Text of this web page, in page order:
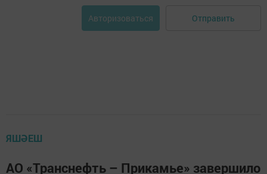
Авторизоваться Отправить
ЯШӘЕШ
АО «Транснефть – Прикамье» завершило